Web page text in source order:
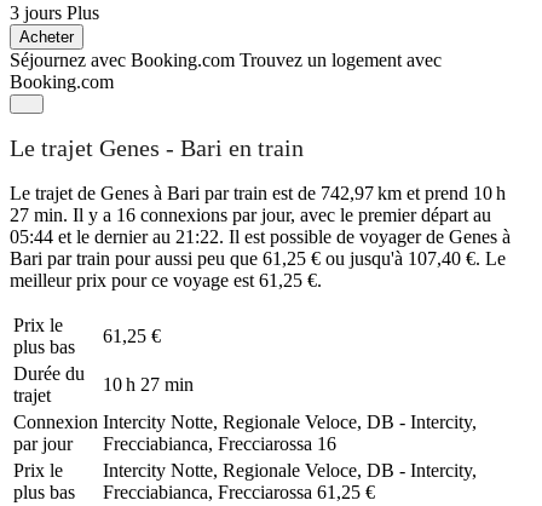
3 jours Plus
Acheter
Séjournez avec Booking.com Trouvez un logement avec
Booking.com
Le trajet Genes - Bari en train
Le trajet de Genes à Bari par train est de 742,97 km et prend 10 h
27 min. Il y a 16 connexions par jour, avec le premier départ au
05:44 et le dernier au 21:22. Il est possible de voyager de Genes à
Bari par train pour aussi peu que 61,25 € ou jusqu'à 107,40 €. Le
meilleur prix pour ce voyage est 61,25 €.
Prix ​​le
plus bas
61,25 €
Durée du
trajet
10 h 27 min
Connexion
par jour
Intercity Notte, Regionale Veloce, DB - Intercity,
Frecciabianca, Frecciarossa 16
Prix ​​le
plus bas
Intercity Notte, Regionale Veloce, DB - Intercity,
Frecciabianca, Frecciarossa 61,25 €